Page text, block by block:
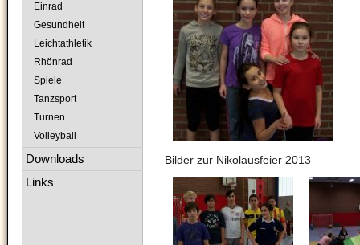
Bilder zur Nikolausfeier 2013
Einrad
Gesundheit
Leichtathletik
Rhönrad
Spiele
Tanzsport
Turnen
Volleyball
Downloads
Links